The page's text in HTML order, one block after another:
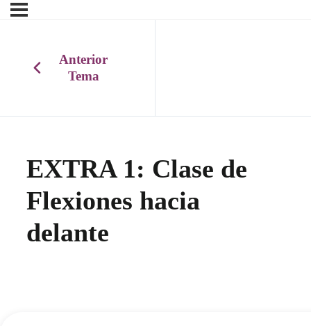
Anterior
Tema
EXTRA 1: Clase de
Flexiones hacia
delante